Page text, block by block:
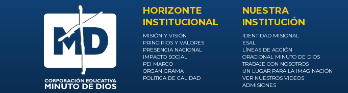
HORIZONTE
INSTITUCIONAL
MISIÓN Y VISIÓN
PRINCIPIOS Y VALORES
PRESENCIA NACIONAL
IMPACTO SOCIAL
PEI MARCO
ORGANIGRAMA
POLÍTICA DE CALIDAD
NUESTRA
INSTITUCIÓN
IDENTIDAD MISIONAL
ESAL
LÍNEAS DE ACCIÓN
ORACIONAL MINUTO DE DIOS
TRABAJE CON NOSOTROS
UN LUGAR PARA LA IMAGINACIÓN
VER NUESTROS VIDEOS
ADMISIONES